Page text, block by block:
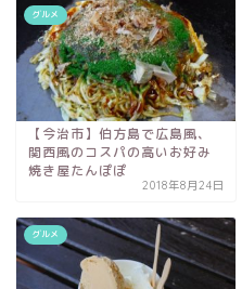
グルメ
【今治市】伯方島で広島風、
関西風のコスパの高いお好み
焼き屋たんぽぽ
2018年8月24日
グルメ